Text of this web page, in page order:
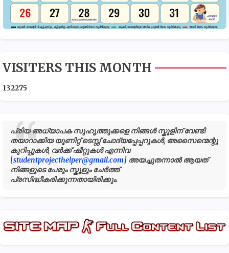
VISITERS THIS MONTH
132275
പ്രിയ അധ്യാപക സുഹൃത്തുക്കളെ നിങ്ങൾ സ്കൂളിന് വേണ്ടി
തയാറാക്കിയ യൂണിറ്റ് ടെസ്റ്റ് ചോദ്യപ്പേപ്പറുകൾ, അസൈന്മെന്റു
കുറിപ്പുകൾ, വർക്ക് ഷീറ്റുകൾ എന്നിവ
[studentprojecthelper@gmail.com] അയച്ചുതന്നാൽ ആയത്
നിങ്ങളുടെ പേരും സ്കൂളും ചേർത്ത്
പ്രസിദ്ധീകരിക്കുന്നതായിരിക്കും.